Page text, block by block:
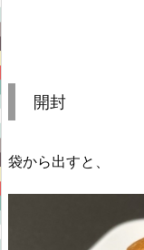
開封
袋から出すと、